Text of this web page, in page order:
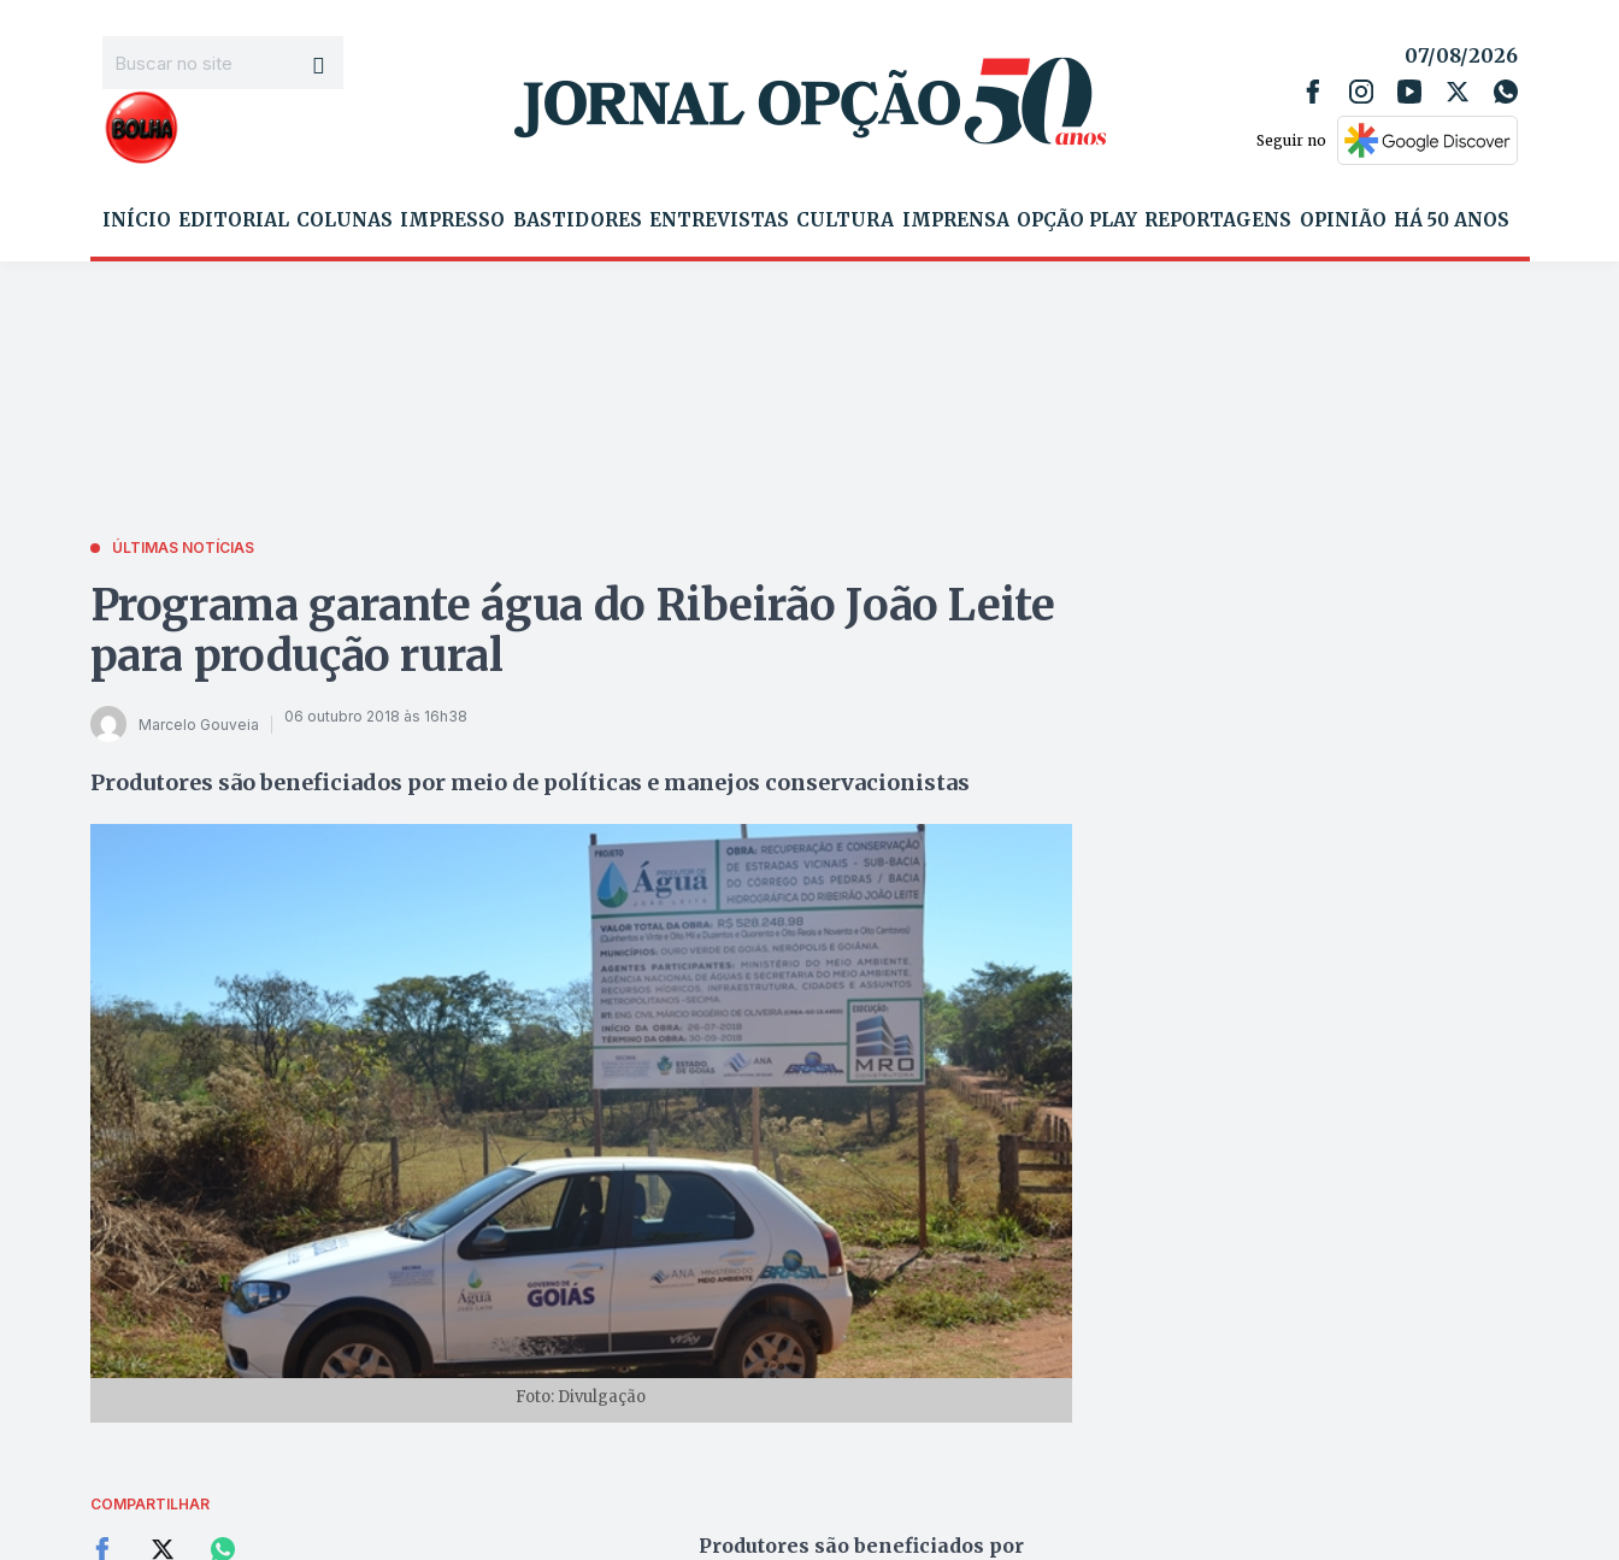
07/08/2026
Seguir no
INÍCIO EDITORIAL COLUNAS IMPRESSO BASTIDORES ENTREVISTAS CULTURA IMPRENSA OPÇÃO PLAY REPORTAGENS OPINIÃO HÁ 50 ANOS
ÚLTIMAS NOTÍCIAS
Programa garante água do Ribeirão João Leite
para produção rural
Marcelo Gouveia 06 outubro 2018 às 16h38
Produtores são beneficiados por meio de políticas e manejos conservacionistas
Foto: Divulgação
COMPARTILHAR
Produtores são beneficiados por